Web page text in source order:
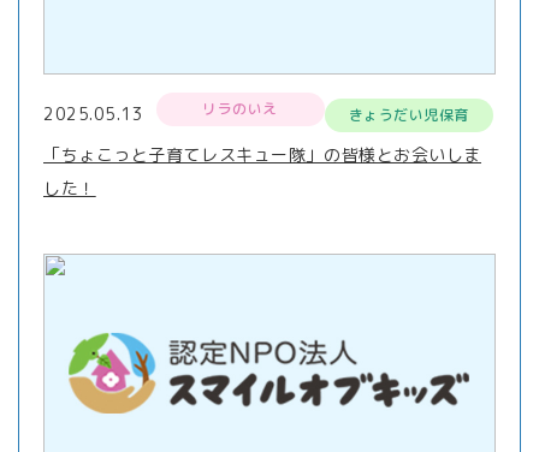
2025.05.13 リラのいえ きょうだい児保育
「ちょこっと子育てレスキュー隊」の皆様とお会いしま
した！